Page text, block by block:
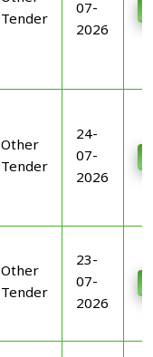
Tender
07-
2026
Other
Tender
24-
07-
2026
Other
Tender
23-
07-
2026